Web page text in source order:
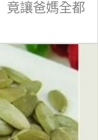
竟讓爸媽全都